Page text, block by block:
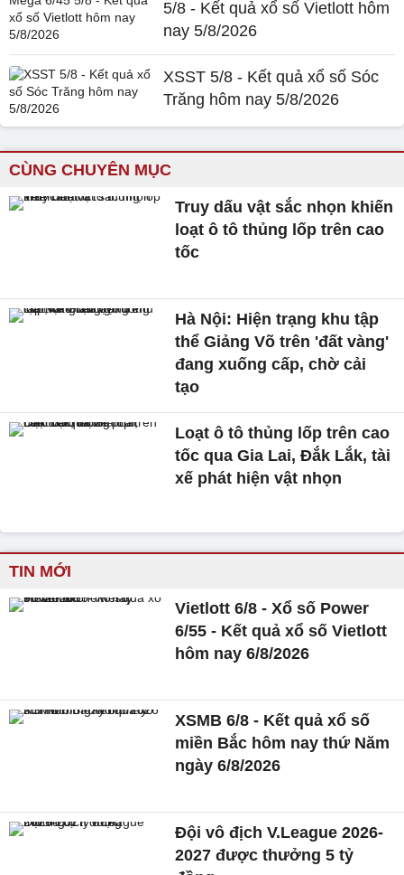
5/8 - Kết quả xổ số Vietlott hôm
nay 5/8/2026
XSST 5/8 - Kết quả xổ số Sóc
Trăng hôm nay 5/8/2026
CÙNG CHUYÊN MỤC
Truy dấu vật sắc nhọn khiến
loạt ô tô thủng lốp trên cao
tốc
Hà Nội: Hiện trạng khu tập
thể Giảng Võ trên 'đất vàng'
đang xuống cấp, chờ cải
tạo
Loạt ô tô thủng lốp trên cao
tốc qua Gia Lai, Đắk Lắk, tài
xế phát hiện vật nhọn
TIN MỚI
Vietlott 6/8 - Xổ số Power
6/55 - Kết quả xổ số Vietlott
hôm nay 6/8/2026
XSMB 6/8 - Kết quả xổ số
miền Bắc hôm nay thứ Năm
ngày 6/8/2026
Đội vô địch V.League 2026-
2027 được thưởng 5 tỷ